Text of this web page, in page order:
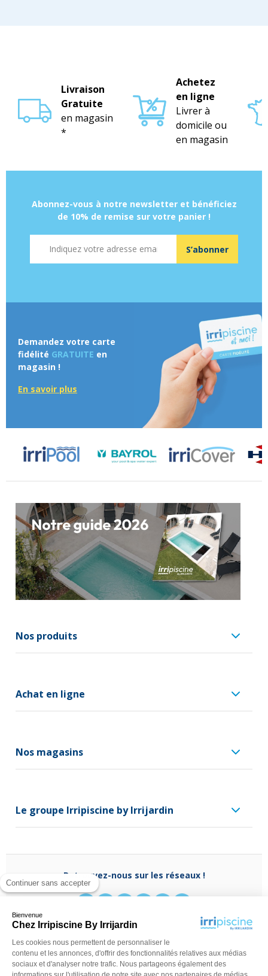
Continuer sans accepter
Bienvenue
Chez Irripiscine By Irrijardin
Les cookies nous permettent de personnaliser le
contenu et les annonces, d'offrir des fonctionnalités relatives aux médias
sociaux et d'analyser notre trafic. Nous partageons également des
Livraison
Gratuite
en magasin
*
Achetez
en ligne
Livrer à
domicile ou
en magasin
Abonnez-vous à notre newsletter et bénéficiez
de 10% de remise sur votre panier !
S’abonner
Demandez votre carte
fidélité GRATUITE en
magasin !
En savoir plus
Nos produits
Achat en ligne
Nos magasins
Le groupe Irripiscine by Irrijardin
Retrouvez-nous sur les réseaux !
Besoin d'aide ?
0970 818 918
(appel non surtaxé)